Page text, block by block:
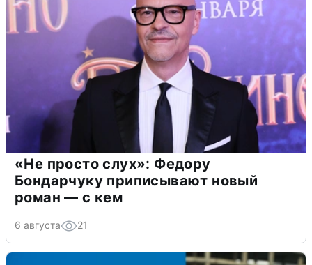
«Не просто слух»: Федору
Бондарчуку приписывают новый
роман — с кем
6 августа 21